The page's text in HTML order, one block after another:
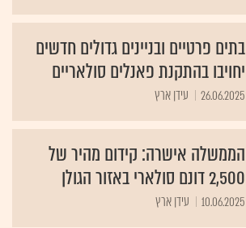
בתים פרטיים ובניינים גדולים חדשים
יחויבו בהתקנת פאנלים סולאריים
26.06.2025 עידן ארץ
הממשלה אישרה: קידום מהיר של
2,500 דונם סולארי באזור הגולן
10.06.2025 עידן ארץ